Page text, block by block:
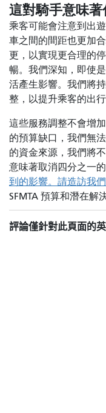
這對騎手意味著
乘客可能會注意到出
車之間的間距也更加
更，以實現更合理的
暢。我們深知，即使
活產生影響。我們將
整，以提升乘客的出行
這些服務調整不會增
的預算缺口，我們無
的資金來源，我們將
意味著取消四分之一
到的影響。請造訪我
SFMTA 預算和潛在解
評論僅針對此頁面的